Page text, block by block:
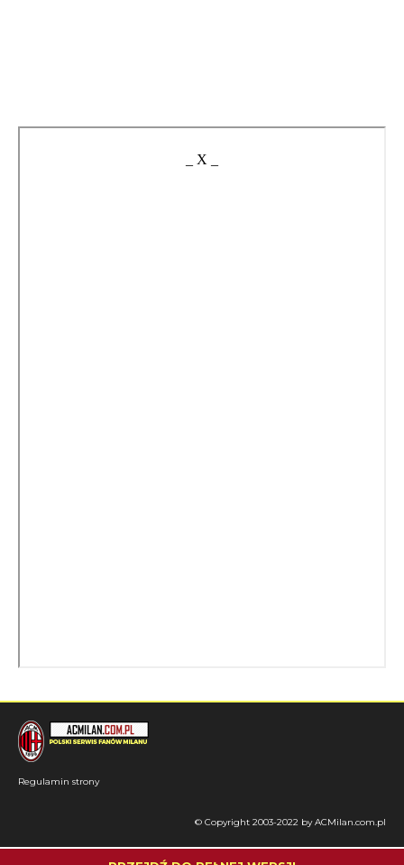
Regulamin strony
© Copyright 2003-2022 by ACMilan.com.pl